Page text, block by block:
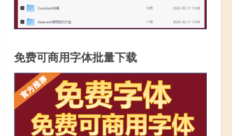
免费可商用字体批量下载